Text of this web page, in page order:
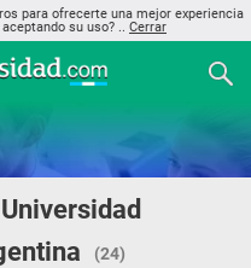
para ofrecerte una mejor experiencia
su uso? .. Cerrar
(24)